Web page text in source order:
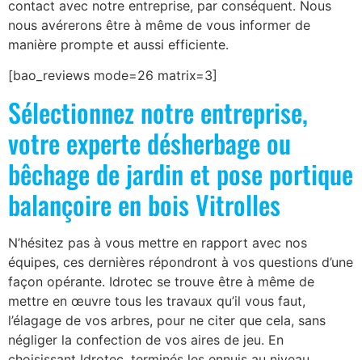
contact avec notre entreprise, par conséquent. Nous
nous avérerons être à même de vous informer de
manière prompte et aussi efficiente.
[bao_reviews mode=26 matrix=3]
Sélectionnez notre entreprise,
votre experte désherbage ou
bêchage de jardin et pose portique
balançoire en bois Vitrolles
N’hésitez pas à vous mettre en rapport avec nos
équipes, ces dernières répondront à vos questions d’une
façon opérante. Idrotec se trouve être à même de
mettre en œuvre tous les travaux qu’il vous faut,
l’élagage de vos arbres, pour ne citer que cela, sans
négliger la confection de vos aires de jeu. En